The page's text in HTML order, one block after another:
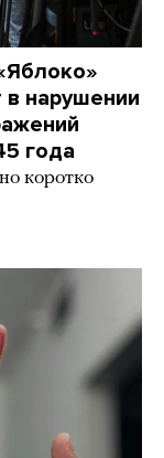
нарушении
года
коротко